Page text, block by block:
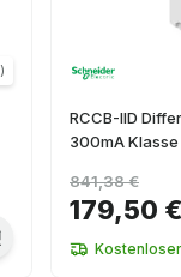
)
RCCB-IID
300mA Klasse
179,50 €
841,38 €